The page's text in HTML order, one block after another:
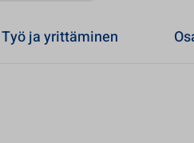
Työ ja yrittäminen